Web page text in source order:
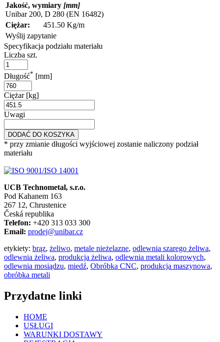
Jakość, wymiary [mm]
Unibar 200, D 280 (EN 16482)
Ciężar:
451.50 Kg/m
Wyślij zapytanie
Specyfikacja podziału materiału
Liczba szt.
Długość* [mm]
Ciężar [kg]
Uwagi
DODAĆ DO KOSZYKA
* przy zmianie długości wyjściowej zostanie naliczony podział
materiału
UCB Technometal, s.r.o.
Pod Kahanem 163
267 12, Chrustenice
Česká republika
Telefon: +420 313 033 300
Email: prodej@unibar.cz
etykiety: brąz, żeliwo, metale nieżelazne, odlewnia szarego żeliwa,
odlewnia żeliwa, produkcja żeliwa, odlewnia metali kolorowych,
odlewnia mosiądzu, miedź, Obróbka CNC, produkcja maszynowa,
obróbka metali
Przydatne linki
HOME
USŁUGI
WARUNKI DOSTAWY